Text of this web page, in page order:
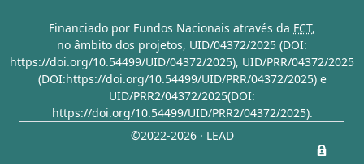
Financiado por Fundos Nacionais através da FCT,
no âmbito dos projetos, UID/04372/2025 (DOI:
https://doi.org/10.54499/UID/04372/2025), UID/PRR/04372/2025
(DOI:https://doi.org/10.54499/UID/PRR/04372/2025)e
UID/PRR2/04372/2025(DOI:
https://doi.org/10.54499/UID/PRR2/04372/2025).
©2022-2026 · LEAD